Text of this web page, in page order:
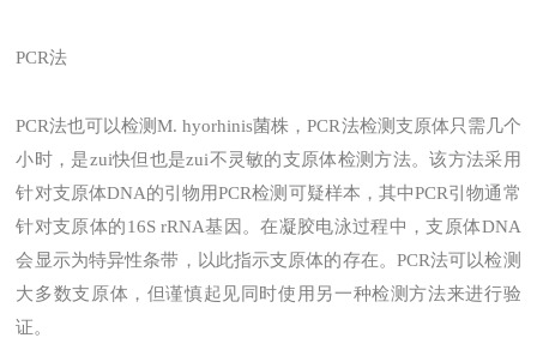
PCR法
PCR法也可以检测M. hyorhinis菌株，PCR法检测支原体只需几个
小时，是zui快但也是zui不灵敏的支原体检测方法。该方法采用
针对支原体DNA的引物用PCR检测可疑样本，其中PCR引物通常
针对支原体的16S rRNA基因。在凝胶电泳过程中，支原体DNA
会显示为特异性条带，以此指示支原体的存在。PCR法可以检测
大多数支原体，但谨慎起见同时使用另一种检测方法来进行验
证。